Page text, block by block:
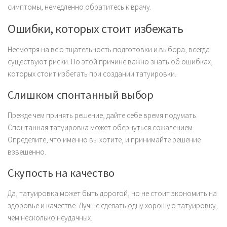
симптомы, немедленно обратитесь к врачу.
Ошибки, которых стоит избежать
Несмотря на всю тщательность подготовки и выбора, всегда
существуют риски. По этой причине важно знать об ошибках,
которых стоит избегать при создании татуировки.
Слишком спонтанный выбор
Прежде чем принять решение, дайте себе время подумать.
Спонтанная татуировка может обернуться сожалением.
Определите, что именно вы хотите, и принимайте решение
взвешенно.
Скупость на качество
Да, татуировка может быть дорогой, но не стоит экономить на
здоровье и качестве. Лучше сделать одну хорошую татуировку,
чем несколько неудачных.